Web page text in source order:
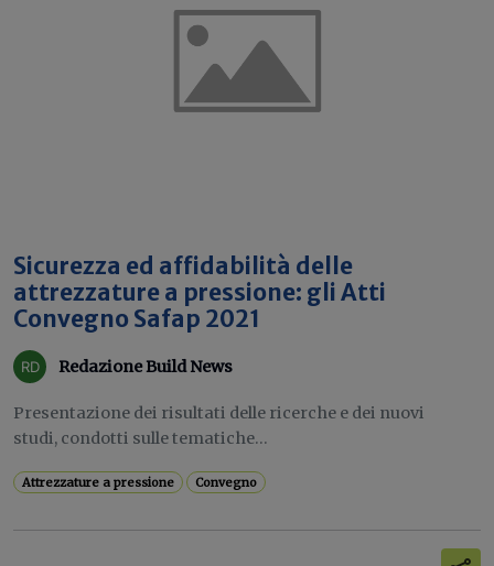
Sicurezza ed affidabilità delle
attrezzature a pressione: gli Atti
Convegno Safap 2021
Redazione Build News
Presentazione dei risultati delle ricerche e dei nuovi
studi, condotti sulle tematiche...
Attrezzature a pressione Convegno